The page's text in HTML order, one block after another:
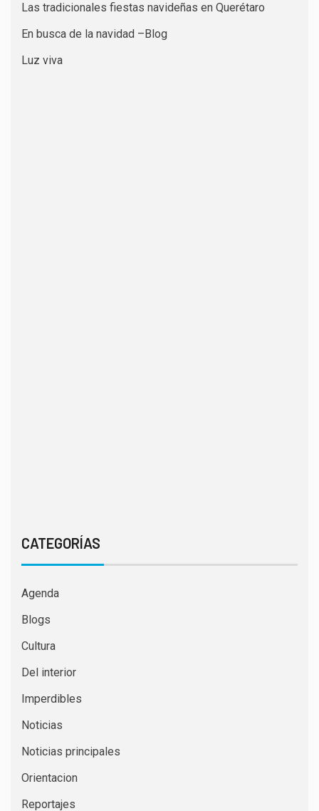
Las tradicionales fiestas navideñas en Querétaro
En busca de la navidad –Blog
Luz viva
CATEGORÍAS
Agenda
Blogs
Cultura
Del interior
Imperdibles
Noticias
Noticias principales
Orientacion
Reportajes